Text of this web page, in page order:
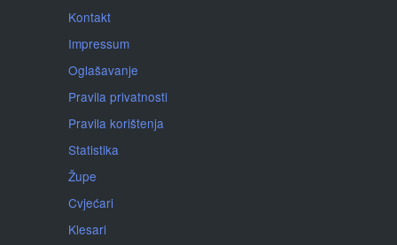
Kontakt
Impressum
Oglašavanje
Pravila privatnosti
Pravila korištenja
Statistika
Župe
Cvjećari
Klesari